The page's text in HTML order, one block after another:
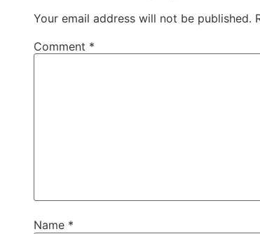
Your email address will not be published.
Comment *
Name *